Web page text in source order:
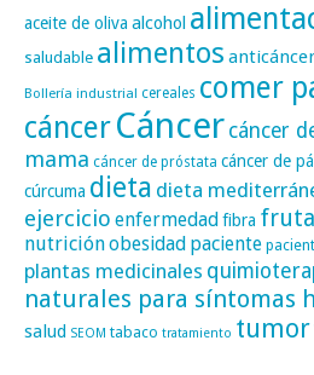
aceite de oliva alcohol
saludable alimentos anticáncer
Bollería industrial cereales comer
cáncerCáncer cáncer
mama cáncer de próstata cáncer de
cúrcuma dieta dieta
ejercicio enfermedadfibra
nutriciónobesidad paciente
plantas medicinales
naturales para síntomas
salud SEOM tabaco tratamiento tumor